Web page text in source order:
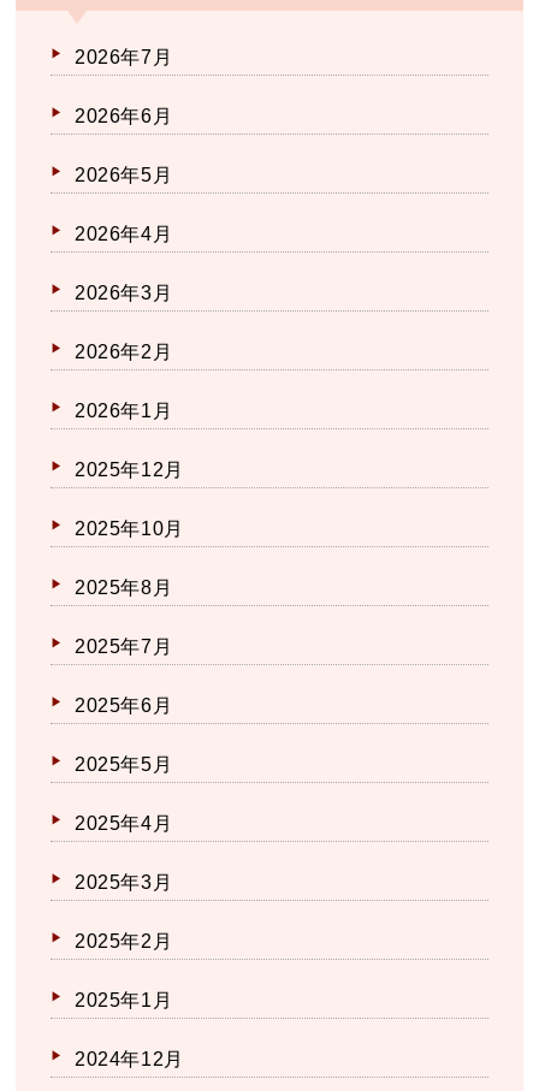
2026年7月
2026年6月
2026年5月
2026年4月
2026年3月
2026年2月
2026年1月
2025年12月
2025年10月
2025年8月
2025年7月
2025年6月
2025年5月
2025年4月
2025年3月
2025年2月
2025年1月
2024年12月